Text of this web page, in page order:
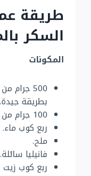
طريقة
السكر
المكونات
500
بطريقة جيدة.
100 جرام من المارشميلو صغير الحجم.
ربع كوب ماء.
ملح.
فانيليا سائلة.
ربع كوب زيت